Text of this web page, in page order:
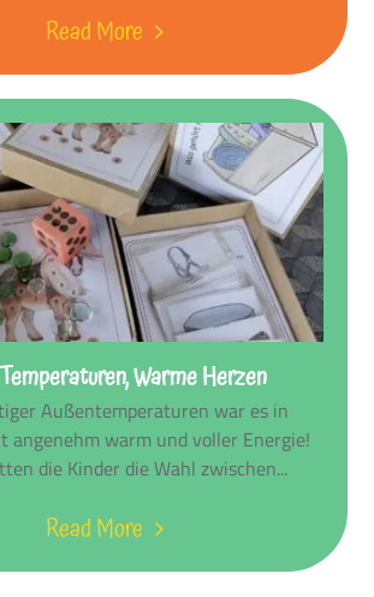
Read More
Warme Herzen
Außentemperaturen war es in
angenehm warm und voller Energie!
die Kinder die Wahl zwischen...
Read More